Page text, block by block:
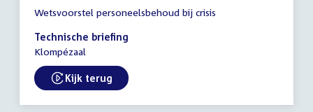
vergadering
17:30
-
18:30
uur
Wetsvoorstel personeelsbehoud bij crisis
Technische briefing
Klompézaal
External link:
Kijk terug